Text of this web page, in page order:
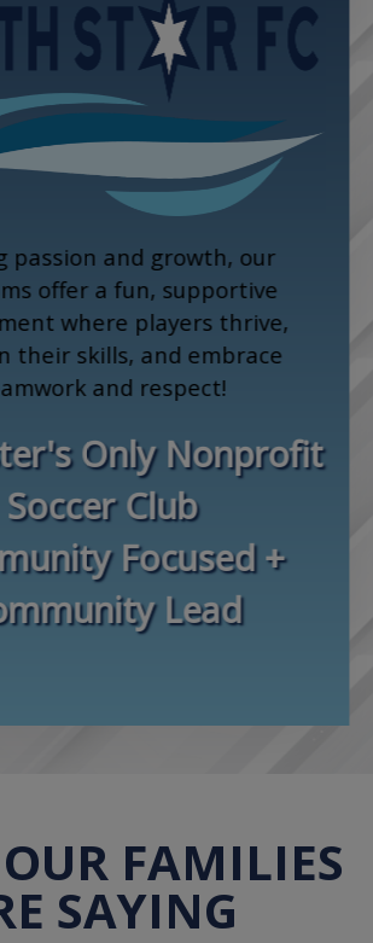
passion and growth, our
offer a fun, supportive
where players thrive,
their skills, and embrace
and respect!
Only Nonprofit
Soccer Club
Focused +
Lead
FAMILIES
SAYING